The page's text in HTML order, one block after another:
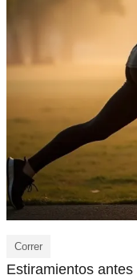
Correr
Estiramientos